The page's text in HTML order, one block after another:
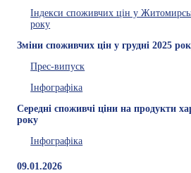
Індекси споживчих цін у
року
Зміни споживчих цін у грудні 2025
Прес-випуск
Інфографіка
Середні споживчі ціни на продукти
року
Інфографіка
09.01.2026